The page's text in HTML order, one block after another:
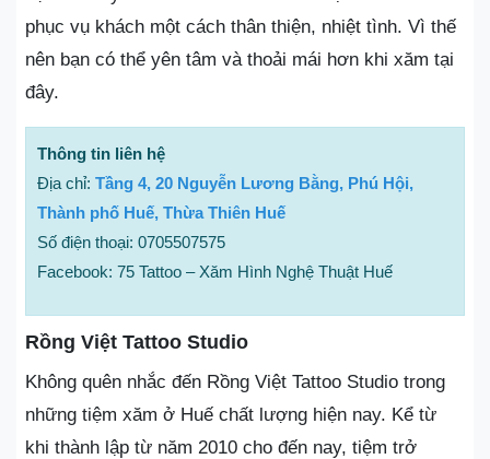
phục vụ khách một cách thân thiện, nhiệt tình. Vì thế
nên bạn có thể yên tâm và thoải mái hơn khi xăm tại
đây.
Thông tin liên hệ
Địa chỉ: Tầng 4, 20 Nguyễn Lương Bằng, Phú Hội,
Thành phố Huế, Thừa Thiên Huế
Số điện thoại: 0705507575
Facebook: 75 Tattoo – Xăm Hình Nghệ Thuật Huế
Rồng Việt Tattoo Studio
Không quên nhắc đến Rồng Việt Tattoo Studio trong
những tiệm xăm ở Huế chất lượng hiện nay. Kể từ
khi thành lập từ năm 2010 cho đến nay, tiệm trở